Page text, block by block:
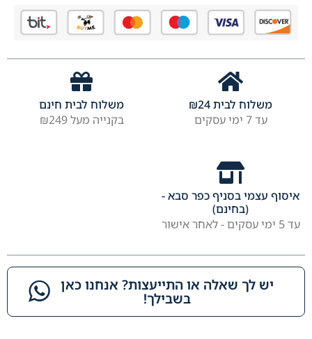
משלוח לבית ₪24
עד 7 ימי עסקים
משלוח לבית חינם
בקנייה מעל ₪249
איסוף עצמי בסניף כפר סבא -
(בחינם)
עד 5 ימי עסקים - לאחר אישור
יש לך שאלה או התייעצות? אנחנו כאן
בשבילך!​